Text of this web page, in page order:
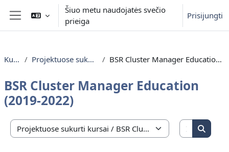
Pereiti į pagrindinį turinį
Šoninis skydelis
Šiuo metu naudojatės svečio
prieiga
Prisijungti
Kursai Projektuose sukurti kursai BSR Cluster Manager Education (2019-2022)
BSR Cluster Manager Education
(2019-2022)
Kursų kategorijos
Ieškoti
Ieškoti